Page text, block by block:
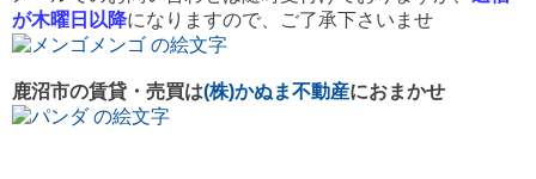
が木曜日以降になりますので、ご了承下さいませ
鹿沼市の賃貸・売買は(株)かぬま不動産におまかせ